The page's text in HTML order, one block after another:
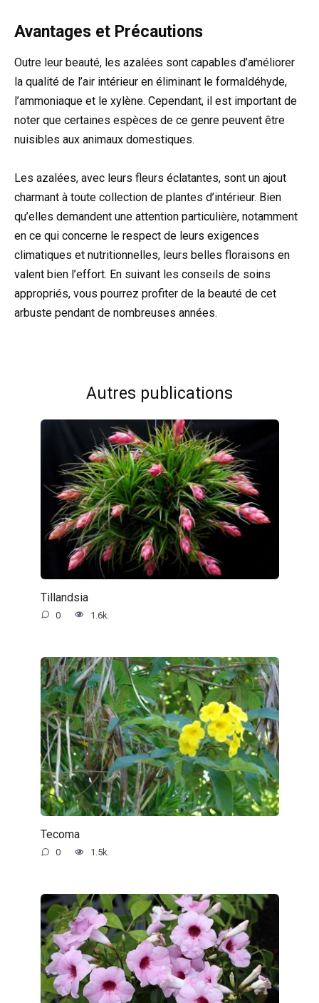
Avantages et Précautions
Outre leur beauté, les azalées sont capables d’améliorer
la qualité de l’air intérieur en éliminant le formaldéhyde,
l’ammoniaque et le xylène. Cependant, il est important de
noter que certaines espèces de ce genre peuvent être
nuisibles aux animaux domestiques.
Les azalées, avec leurs fleurs éclatantes, sont un ajout
charmant à toute collection de plantes d’intérieur. Bien
qu’elles demandent une attention particulière, notamment
en ce qui concerne le respect de leurs exigences
climatiques et nutritionnelles, leurs belles floraisons en
valent bien l’effort. En suivant les conseils de soins
appropriés, vous pourrez profiter de la beauté de cet
arbuste pendant de nombreuses années.
Autres publications
Tillandsia
0 1.6k.
Tecoma
0 1.5k.